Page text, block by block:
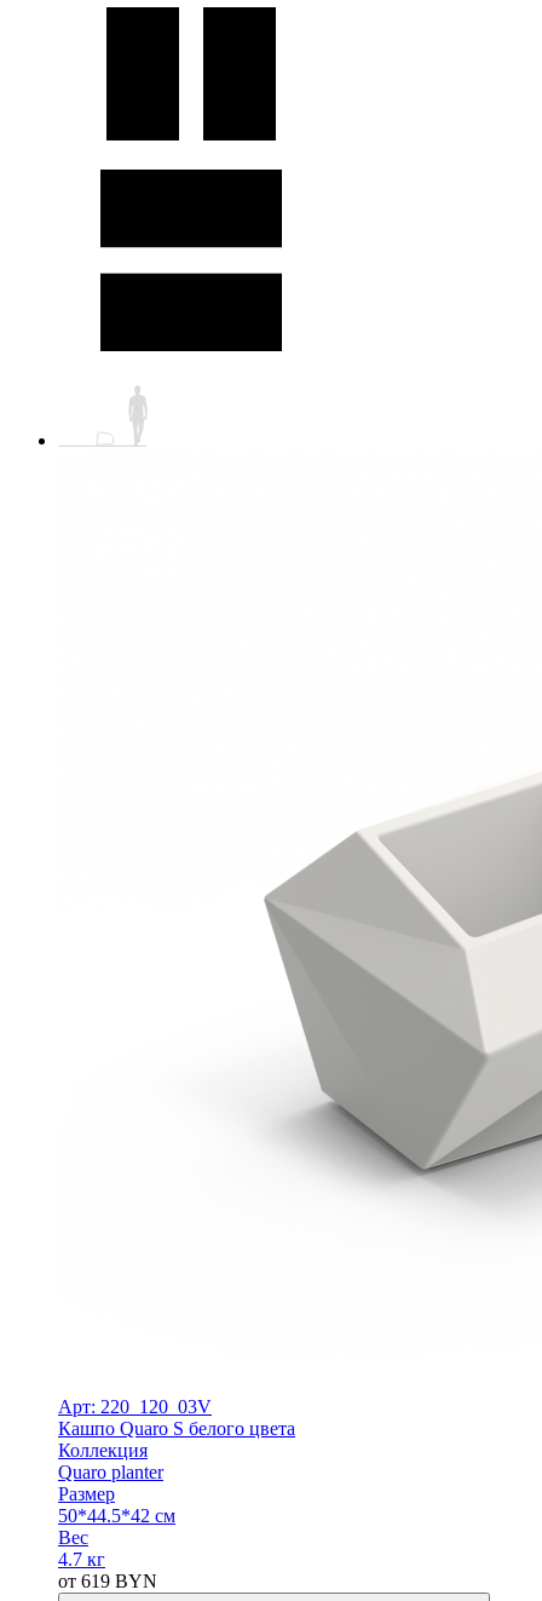
Арт: 220_120_03V
Кашпо Quaro S белого цвета
Коллекция
Quaro planter
Размер
50*44.5*42 см
Вес
4.7 кг
от 619 BYN